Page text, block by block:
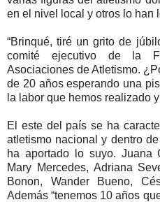
en el nivel local y otros lo han
“Brinqué, tiré un grito de
comité ejecutivo de la
Asociaciones de Atletismo.
de 20 años esperando una
la labor que hemos realizado
El este del país se ha
atletismo nacional y dentro
ha aportado lo suyo. Juana
Mary Mercedes, Adriana
Bonon, Wander Bueno,
Además “tenemos 10 años